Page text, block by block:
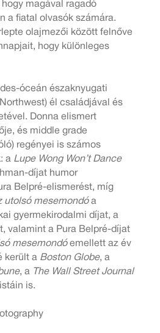
magával ragadó
a fiatal olvasók számára.
olajmezői között felnőve
hogy különleges
óceán északnyugati
él családjával és
Donna elismert
és middle grade
regényei is számos
a Lupe Wong Won’t Dance
díjat humor
Belpré-elismerést, míg
utolsó mesemondóa
gyermekirodalmi díjat, a
valamint a Pura Belpré-díjat
mesemondóemellett az év
került a Boston Globe, a
, a
The Wall Street Journal
is.